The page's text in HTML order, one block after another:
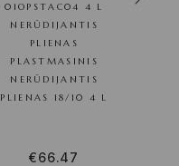
01OPSTAC04 4 L
NERŪDIJANTIS
PLIENAS
PLASTMASINIS
NERŪDIJANTIS
PLIENAS 18/10 4 L
€66.47